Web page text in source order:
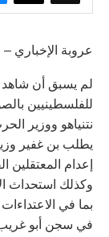
عروبة الإخباري –
لم يسبق أن شاهد
للفلسطينيين
نتنياهو ووزير
يطلب بن غفير
إعدام المعتقلين
وكذلك استحداث
بما في
في سجن أبو